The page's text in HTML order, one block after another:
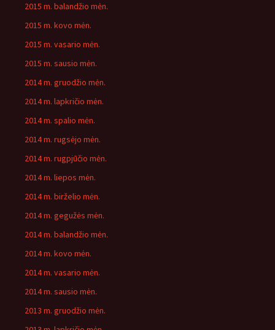
2015 m. balandžio mėn.
2015 m. kovo mėn.
2015 m. vasario mėn.
2015 m. sausio mėn.
2014 m. gruodžio mėn.
2014 m. lapkričio mėn.
2014 m. spalio mėn.
2014 m. rugsėjo mėn.
2014 m. rugpjūčio mėn.
2014 m. liepos mėn.
2014 m. birželio mėn.
2014 m. gegužės mėn.
2014 m. balandžio mėn.
2014 m. kovo mėn.
2014 m. vasario mėn.
2014 m. sausio mėn.
2013 m. gruodžio mėn.